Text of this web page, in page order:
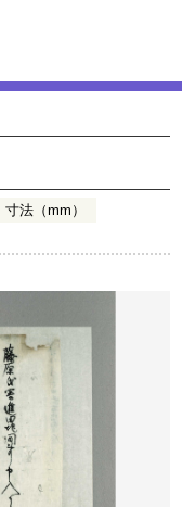
寸法（mm）